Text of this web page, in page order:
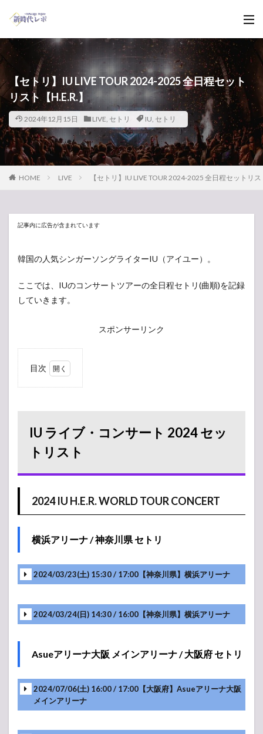
【セトリ】IU LIVE TOUR 2024-2025 全日程セット
リスト【H.E.R.】
2024年12月15日 LIVE, セトリ IU, セトリ
HOME LIVE 【セトリ】IU LIVE TOUR 2024-2025 全日程セットリ
記事内に広告が含まれています
韓国の人気シンガーソングライターIU（アイユー）。
ここでは、IUのコンサートツアーの全日程セトリ(曲順)を記録
していきます。
スポンサーリンク
目次
コン
サー
ト
2024
1.1
WORLD
CONCERT
1.1.1
リーナ /
神奈川
県 セト
1.1.2
大阪 メ
インア
セトリ
IU ライブ・コンサート 2024 セッ
トリスト
2024 IU H.E.R. WORLD TOUR CONCERT
横浜アリーナ / 神奈川県 セトリ
2024/03/23(土) 15:30 / 17:00【神奈川県】横浜アリーナ
2024/03/24(日) 14:30 / 16:00【神奈川県】横浜アリーナ
Asueアリーナ大阪 メインアリーナ / 大阪府 セトリ
2024/07/06(土) 16:00 / 17:00【大阪府】Asueアリーナ大阪
メインアリーナ